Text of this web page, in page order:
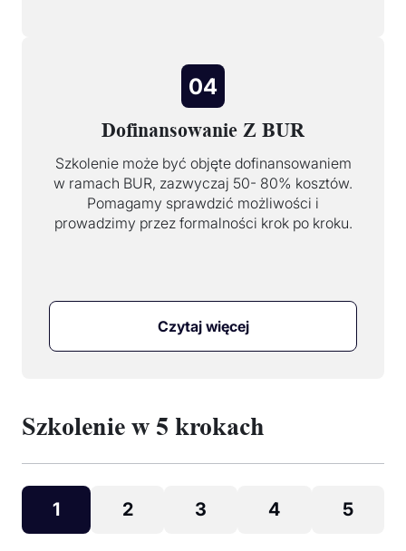
04
Dofinansowanie Z BUR
Szkolenie może być objęte dofinansowaniem
w ramach BUR, zazwyczaj 50- 80% kosztów.
Pomagamy sprawdzić możliwości i
prowadzimy przez formalności krok po kroku.
Czytaj więcej
Szkolenie w 5 krokach
1 2 3 4 5